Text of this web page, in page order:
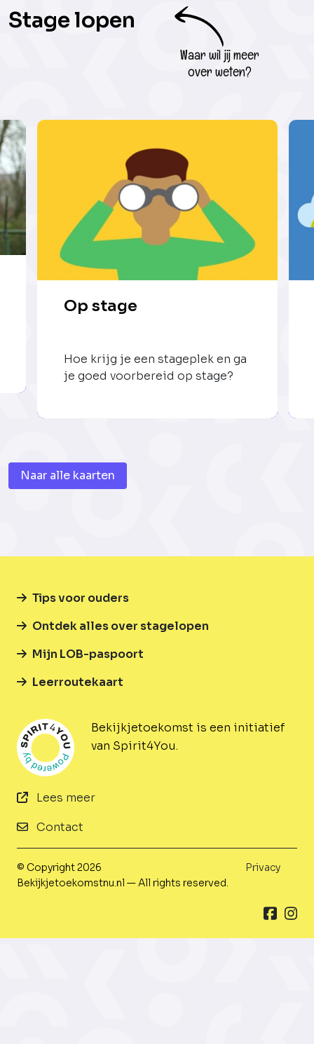
Stage lopen
Waar wil jij meer
over weten?
Op stage
Hoe krijg je een stageplek en ga
je goed voorbereid op stage?
Naar alle kaarten
Bekijkjetoekomst is een initiatief
van Spirit4You.
Lees meer
Contact
Tips voor ouders
Ontdek alles over stagelopen
Mijn LOB-paspoort
Leerroutekaart
© Copyright 2026
Bekijkjetoekomstnu.nl — All rights reserved.
Privacy